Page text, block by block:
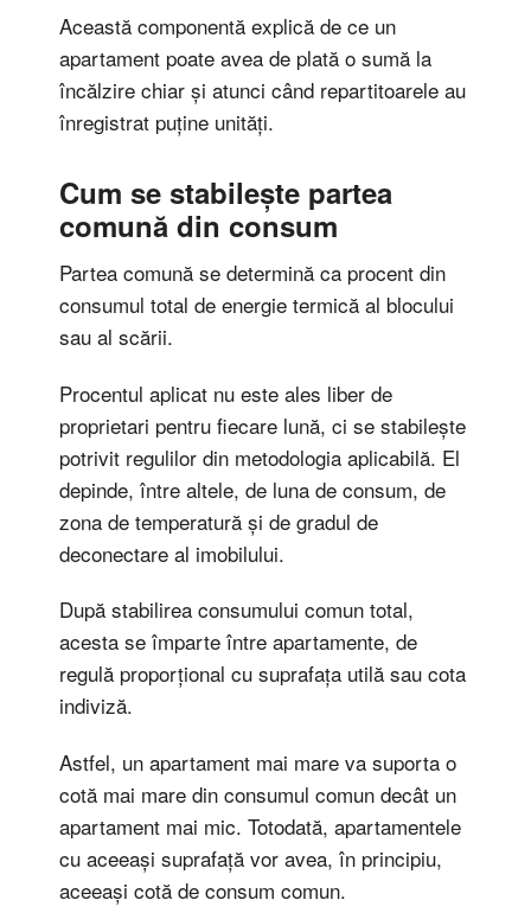
Această componentă explică de ce un
apartament poate avea de plată o sumă la
încălzire chiar și atunci când repartitoarele au
înregistrat puține unități.
Cum se stabilește partea
comună din consum
Partea comună se determină ca procent din
consumul total de energie termică al blocului
sau al scării.
Procentul aplicat nu este ales liber de
proprietari pentru fiecare lună, ci se stabilește
potrivit regulilor din metodologia aplicabilă. El
depinde, între altele, de luna de consum, de
zona de temperatură și de gradul de
deconectare al imobilului.
După stabilirea consumului comun total,
acesta se împarte între apartamente, de
regulă proporțional cu suprafața utilă sau cota
indiviză.
Astfel, un apartament mai mare va suporta o
cotă mai mare din consumul comun decât un
apartament mai mic. Totodată, apartamentele
cu aceeași suprafață vor avea, în principiu,
aceeași cotă de consum comun.